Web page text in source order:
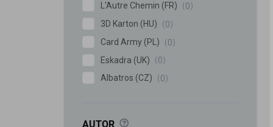
L'Autre Chemin (FR)
0
3D Karton (HU)
0
Card Army (PL)
0
Eskadra (UK)
0
Albatros (CZ)
0
AUTOR ?